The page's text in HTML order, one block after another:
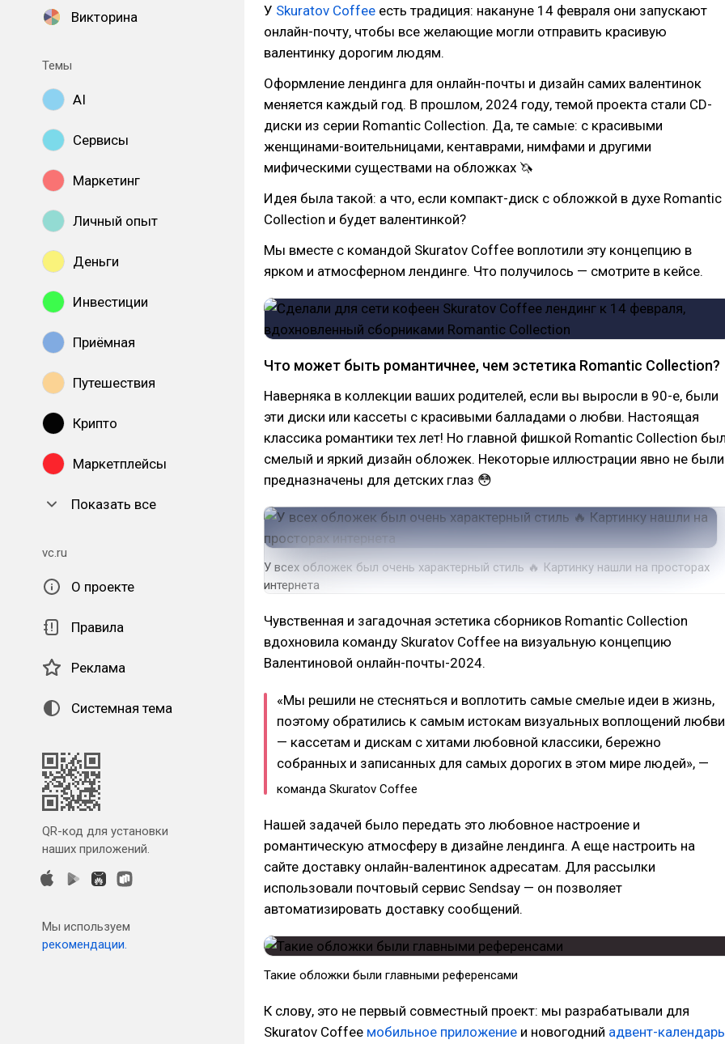
Викторина
Темы
AI
Сервисы
Маркетинг
Личный опыт
Деньги
Инвестиции
Приёмная
Путешествия
Крипто
Маркетплейсы
Показать все
vc.ru
О проекте
Правила
Реклама
Системная тема
QR-код для установки
наших приложений.
Мы используем
рекомендации.
У Skuratov Coffee есть традиция: накануне 14 февраля они запускают
онлайн-почту, чтобы все желающие могли отправить красивую
валентинку дорогим людям.
Оформление лендинга для онлайн-почты и дизайн самих валентинок
меняется каждый год. В прошлом, 2024 году, темой проекта стали CD-
диски из серии Romantic Collection. Да, те самые: с красивыми
женщинами-воительницами, кентаврами, нимфами и другими
мифическими существами на обложках 🦄
Идея была такой: а что, если компакт-диск с обложкой в духе Romantic
Collection и будет валентинкой?
Мы вместе с командой Skuratov Coffee воплотили эту концепцию в
ярком и атмосферном лендинге. Что получилось — смотрите в кейсе.
Что может быть романтичнее, чем эстетика Romantic Collection?
Наверняка в коллекции ваших родителей, если вы выросли в 90-е, были
эти диски или кассеты с красивыми балладами о любви. Настоящая
классика романтики тех лет! Но главной фишкой Romantic Collection
смелый и яркий дизайн обложек. Некоторые иллюстрации явно не были
предназначены для детских глаз 😳
У всех обложек был очень характерный стиль 🔥 Картинку нашли на просторах
интернета
Чувственная и загадочная эстетика сборников Romantic Collection
вдохновила команду Skuratov Coffee на визуальную концепцию
Валентиновой онлайн-почты-2024.
«Мы решили не стесняться и воплотить самые смелые идеи в жизнь,
поэтому обратились к самым истокам визуальных воплощений любви
— кассетам и дискам с хитами любовной классики, бережно
собранных и записанных для самых дорогих в этом мире людей», —
команда Skuratov Coffee
Нашей задачей было передать это любовное настроение и
романтическую атмосферу в дизайне лендинга. А еще настроить на
сайте доставку онлайн-валентинок адресатам. Для рассылки
использовали почтовый сервис Sendsay — он позволяет
автоматизировать доставку сообщений.
Такие обложки были главными референсами
К слову, это не первый совместный проект: мы разрабатывали для
Skuratov Coffee мобильное приложение и новогодний адвент-календарь